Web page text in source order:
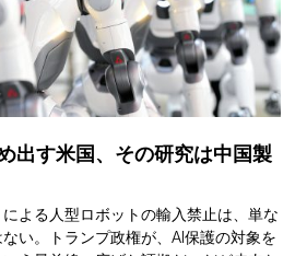
出す米国、その研究は中国製
よる人型ロボットの輸入禁止は、単な
い。トランプ政権が、AI保護の対象を